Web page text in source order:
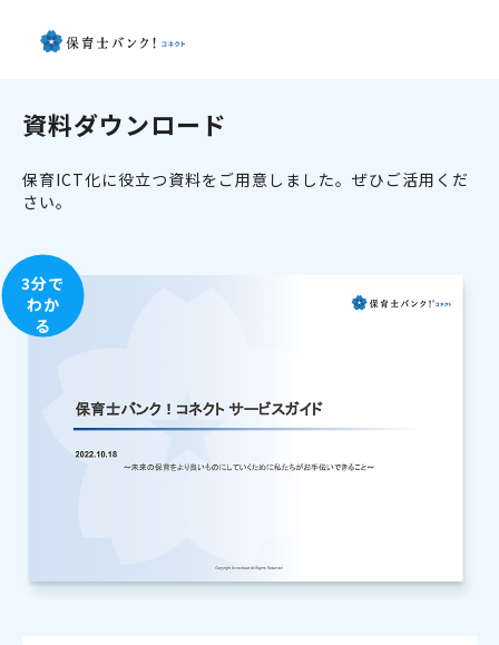
資料ダウンロード
保育ICT化に役立つ資料をご用意しました。ぜひご活用くだ
さい。
3分で
わか
る